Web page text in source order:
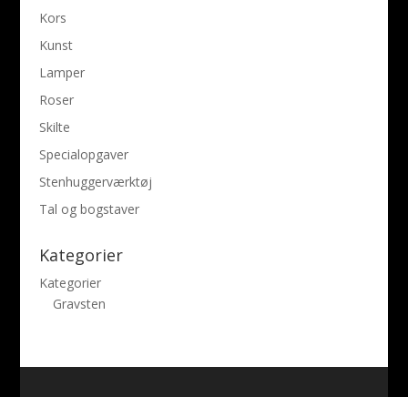
Kors
Kunst
Lamper
Roser
Skilte
Specialopgaver
Stenhuggerværktøj
Tal og bogstaver
Kategorier
Kategorier
Gravsten